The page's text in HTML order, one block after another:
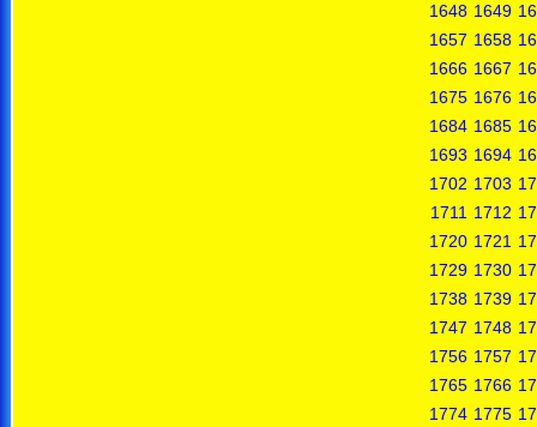
1648 1649
1657 1658
1666 1667
1675 1676
1684 1685
1693 1694
1702 1703
1711 1712
1720 1721
1729 1730
1738 1739
1747 1748
1756 1757
1765 1766
1774 1775